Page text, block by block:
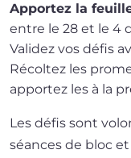
Apportez la
entre le 28 et le 4
Validez vos défis
Récoltez les
appor­tez les à la
Les défis sont
séances de bloc